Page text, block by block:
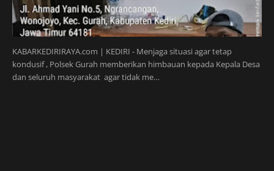
KABARKEDIRIRAYA.com | KEDIRI - Menjaga situasi agar tetap
kondusif , Polsek Gurah memberikan himbauan kepada Kepala Desa
dan seluruh masyarakat agar tidak me…